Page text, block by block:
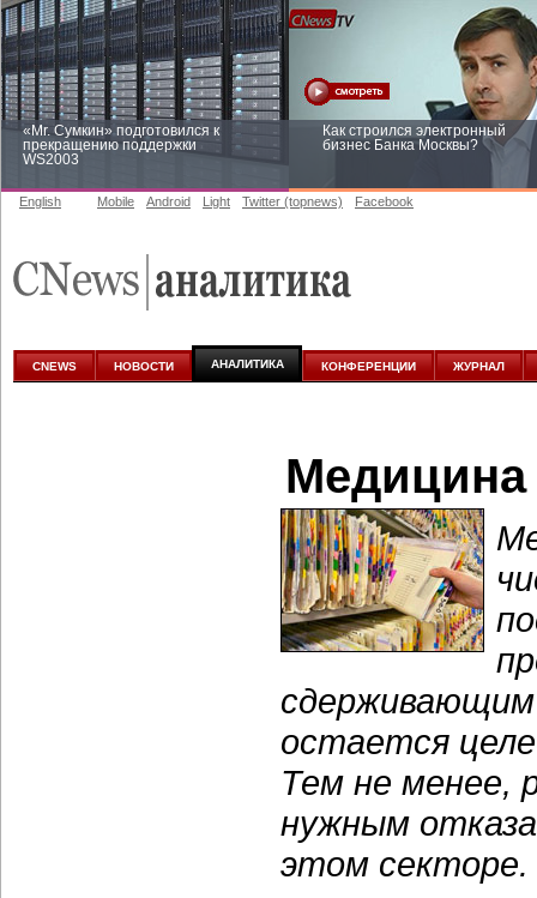
«Mr. Сумкин» подготовился к
прекращению поддержки
WS2003
Как строился электронный
бизнес Банка Москвы?
аналитике
English Mobile Android Light Twitter (topnews) Facebook
CNEWS НОВОСТИ АНАЛИТИКА КОНФЕРЕНЦИИ ЖУРНАЛ
Медицина
остается
Тем не менее,
нужным
этом секторе.